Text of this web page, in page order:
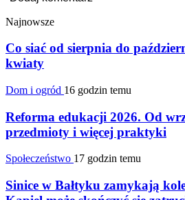
Najnowsze
Co siać od sierpnia do
kwiaty
Dom i ogród 16 godzin temu
Reforma edukacji 2026. Od
przedmioty i więcej praktyki
Społeczeństwo 17 godzin temu
Sinice w Bałtyku zamykają